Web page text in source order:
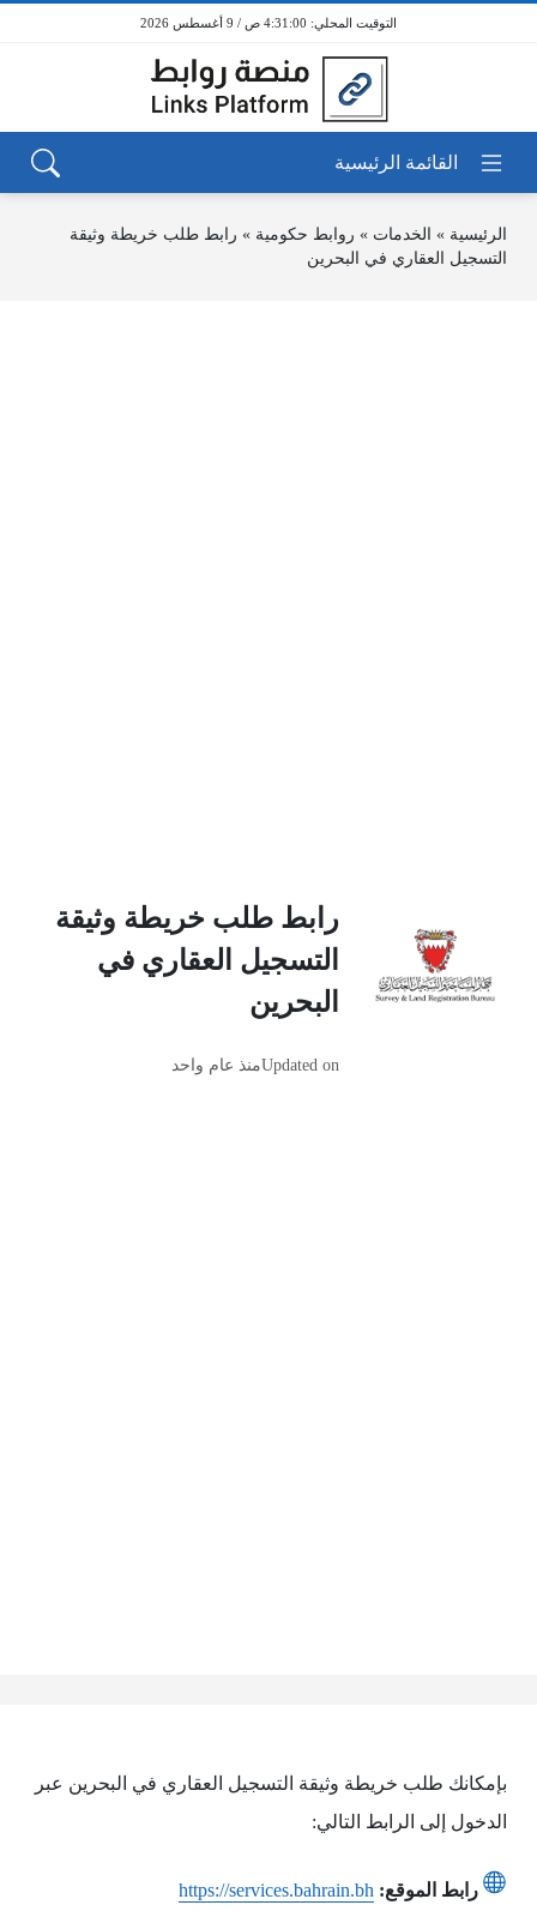
4:31:00 ص / 9 أغسطس 2026
الرئيسية » الخدمات » روابط حكومية » رابط طلب خريطة وثيقة
التسجيل العقاري في البحرين
رابط طلب خريطة وثيقة
التسجيل العقاري في
البحرين
Updated onمنذ عام واحد
بإمكانك طلب خريطة وثيقة التسجيل العقاري في البحرين عبر
الدخول إلى الرابط التالي:
رابط الموقع: https://services.bahrain.bh